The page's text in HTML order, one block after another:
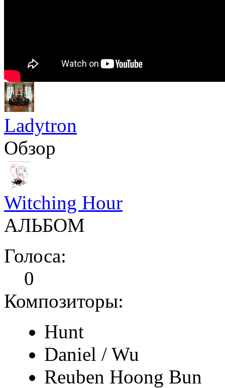
Ladytron
Обзор
Witching Hour
АЛЬБОМ
Голоса:
0
Композиторы:
Hunt
Daniel / Wu
Reuben Hoong Bun